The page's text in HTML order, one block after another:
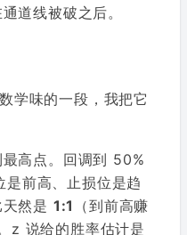
道线被破之后。
学味的一段，我把它
高点。回调到 50%
前高、止损位是趋
然是 1:1
（到前高赚
z 说给的胜率估计是